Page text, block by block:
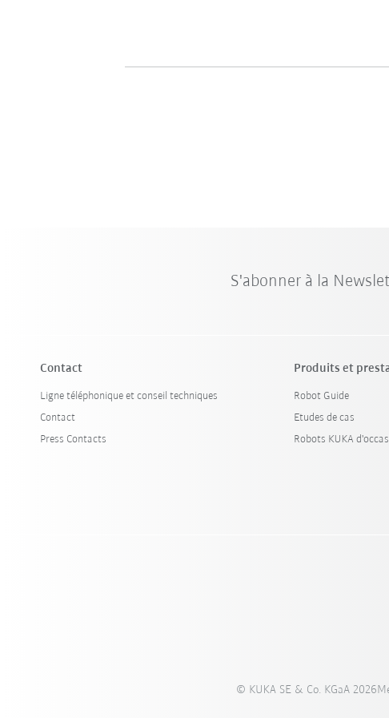
S'abonner à la
Contact
Ligne téléphonique et conseil techniques
Contact
Press Contacts
Produits et
Robot Guide
Etudes de cas
Robots KUKA
© KUKA SE & Co. KGaA 2026